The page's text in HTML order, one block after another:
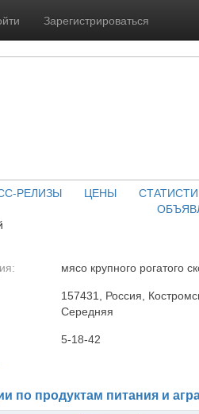
Зарегистрироваться
РЕЛИЗЫ ЦЕНЫ
мясо крупного рогатого
157431, Россия,
Середняя
5-18-42
по продуктам питания и